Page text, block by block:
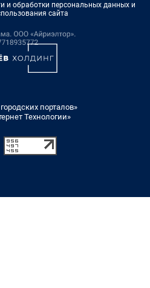
и обработки персональных данных и
сайта
порталов»
Технологии»